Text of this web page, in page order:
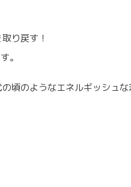
り戻す！
。
頃のようなエネルギッシュな